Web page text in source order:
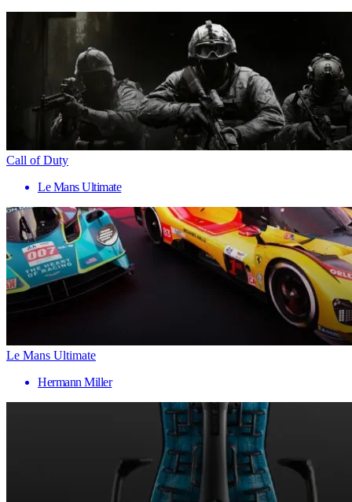
Call of Duty
Le Mans Ultimate
Le Mans Ultimate
Hermann Miller